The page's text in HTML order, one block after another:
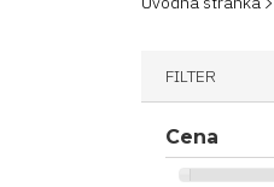
FILTER
Cena